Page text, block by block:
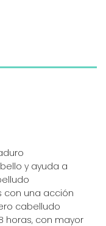
y ayuda a
con una acción
cabelludo
horas, con mayor